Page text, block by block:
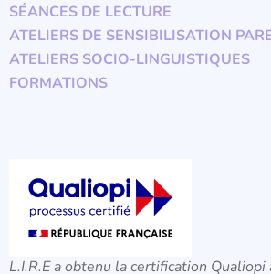
SÉANCES DE LECTURE
ATELIERS DE SENSIBILISATION
ATELIERS SOCIO-LINGUISTIQUES
FORMATIONS
L.I.R.E a obtenu la certification